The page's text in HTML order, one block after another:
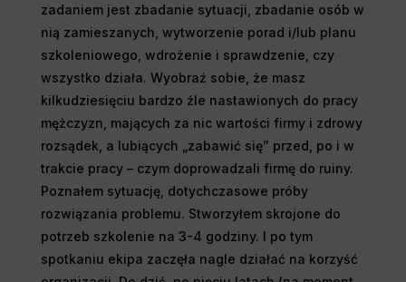
zadaniem jest zbadanie sytuacji, zbadanie osób w
nią zamieszanych, wytworzenie porad i/lub planu
szkoleniowego, wdrożenie i sprawdzenie, czy
wszystko działa. Wyobraź sobie, że masz
kilkudziesięciu bardzo źle nastawionych do pracy
mężczyzn, mających za nic wartości firmy i zdrowy
rozsądek, a lubiących „zabawić się” przed, po i w
trakcie pracy – czym doprowadzali firmę do ruiny.
Poznałem sytuację, dotychczasowe próby
rozwiązania problemu. Stworzyłem skrojone do
potrzeb szkolenie na 3-4 godziny. I po tym
spotkaniu ekipa zaczęła nagle działać na korzyść